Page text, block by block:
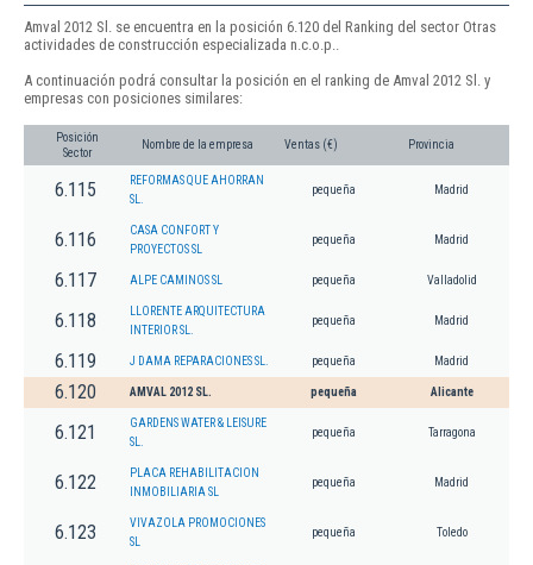
Amval 2012 Sl. se encuentra en la posición 6.120 del Ranking del sector Otras
actividades de construcción especializada n.c.o.p..
A continuación podrá consultar la posición en el ranking de Amval 2012 Sl. y
empresas con posiciones similares:
Posición
Sector
Nombre de la empresa Ventas (€) Provincia
6.115
REFORMAS QUE AHORRAN
SL.
pequeña Madrid
6.116
CASA CONFORT Y
PROYECTOS SL
pequeña Madrid
6.117 ALPE CAMINOS SL pequeña Valladolid
6.118
LLORENTE ARQUITECTURA
INTERIOR SL.
pequeña Madrid
6.119 J DAMA REPARACIONES SL. pequeña Madrid
6.120 AMVAL 2012 SL. pequeña Alicante
6.121
GARDENS WATER & LEISURE
SL.
pequeña Tarragona
6.122
PLACA REHABILITACION
INMOBILIARIA SL
pequeña Madrid
6.123
VIVAZOLA PROMOCIONES
SL
pequeña Toledo